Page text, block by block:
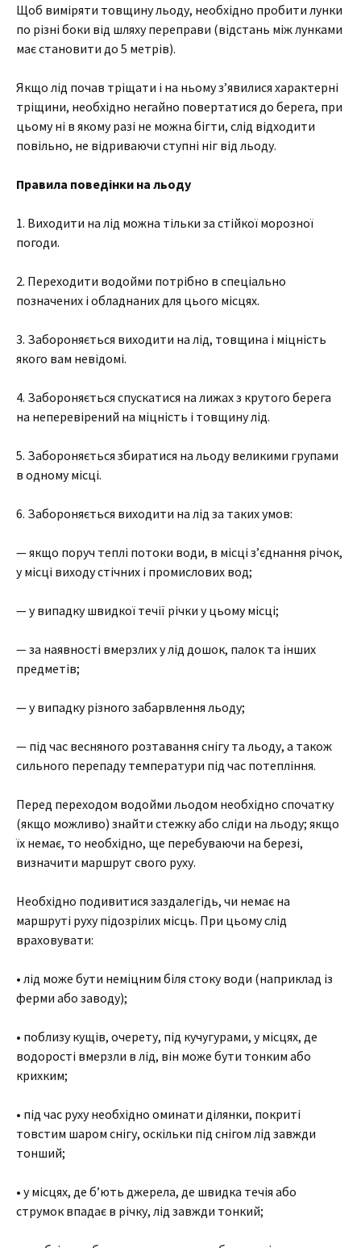
Щоб виміряти товщину льоду, необхідно пробити лунки
по різні боки від шляху переправи (відстань між лунками
має становити до 5 метрів).
Якщо лід почав тріщати і на ньому з’явилися характерні
тріщини, необхідно негайно повертатися до берега, при
цьому ні в якому разі не можна бігти, слід відходити
повільно, не відриваючи ступні ніг від льоду.
Правила поведінки на льоду
1. Виходити на лід можна тільки за стійкої морозної
погоди.
2. Переходити водойми потрібно в спеціально
позначених і обладнаних для цього місцях.
3. Забороняється виходити на лід, товщина і міцність
якого вам невідомі.
4. Забороняється спускатися на лижах з крутого берега
на неперевірений на міцність і товщину лід.
5. Забороняється збиратися на льоду великими групами
в одному місці.
6. Забороняється виходити на лід за таких умов:
— якщо поруч теплі потоки води, в місці з’єднання річок,
у місці виходу стічних і промислових вод;
— у випадку швидкої течії річки у цьому місці;
— за наявності вмерзлих у лід дошок, палок та інших
предметів;
— у випадку різного забарвлення льоду;
— під час весняного розтавання снігу та льоду, а також
сильного перепаду температури під час потепління.
Перед переходом водойми льодом необхідно спочатку
(якщо можливо) знайти стежку або сліди на льоду; якщо
їх немає, то необхідно, ще перебуваючи на березі,
визначити маршрут свого руху.
Необхідно подивитися заздалегідь, чи немає на
маршруті руху підозрілих місць. При цьому слід
враховувати:
• лід може бути неміцним біля стоку води (наприклад із
ферми або заводу);
• поблизу кущів, очерету, під кучугурами, у місцях, де
водорості вмерзли в лід, він може бути тонким або
крихким;
• під час руху необхідно оминати ділянки, покриті
товстим шаром снігу, оскільки під снігом лід завжди
тонший;
• у місцях, де б’ють джерела, де швидка течія або
струмок впадає в річку, лід завжди тонкий;